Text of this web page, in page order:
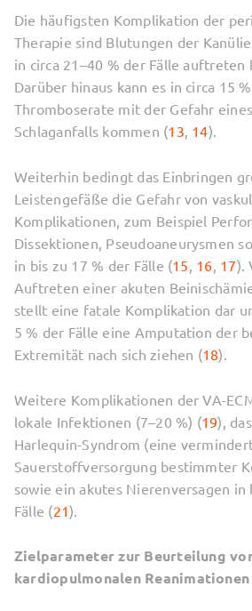
Die häufigsten Komplikation der
Therapie sind Blutungen der
in circa 21–40 % der Fälle auftreten
Darüber hinaus kann es in circa 15
Thromboserate mit der Gefahr
Schlaganfalls kommen (13, 14).
Weiterhin bedingt das Einbringen
Leistengefäße die Gefahr von
Komplikationen, zum Beispiel
Dissektionen, Pseudoaneurysmen
in bis zu 17 % der Fälle (15, 16, 17).
Auftreten einer akuten
stellt eine fatale Komplikation dar
5 % der Fälle eine Amputation der
Extremität nach sich ziehen (18).
Weitere Komplikationen der VA-
lokale Infektionen (7–20 %) (19),
Harlequin-Syndrom (eine
Sauerstoffversorgung bestimmter
sowie ein akutes Nierenversagen in
Fälle (21).
Zielparameter zur Beurteilung
kardiopulmonalen Reanimationen